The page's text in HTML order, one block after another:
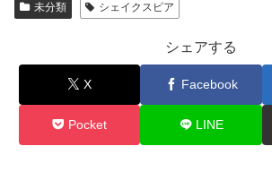
未分類 シェイクスピア
シェアする
X Facebook
Pocket LINE